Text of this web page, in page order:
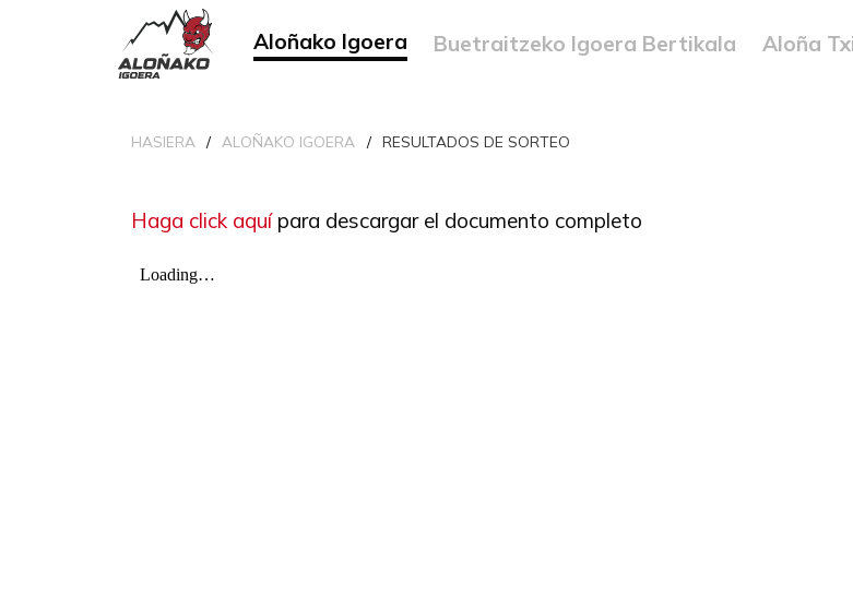
Aloñako Igoera Buetraitzeko Igoera Bertikala Aloña
HASIERA ALOÑAKO IGOERA RESULTADOS DE SORTEO
Haga click aquípara descargar el documento completo